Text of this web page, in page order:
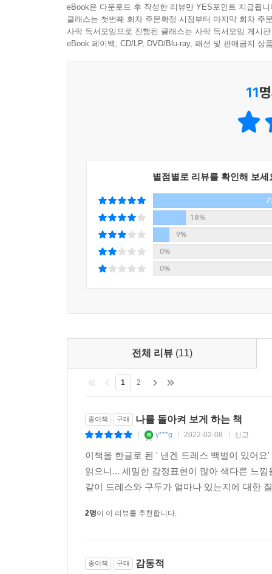
eBook은 다운로드 후 작성한 리뷰만 YES포인트 지급됩니
클래스는 첫번째 회차 주문확정 시점부터 마지막 회차 주
사락 독서모임으로 진행된 클래스는 사락 독서모임 게시
eBook 페이백, CD/LP, DVD/Blu-ray, 패션 및 판매금지 상
11
별점별로 리뷰를 확인해 보세
18%
9%
0%
0%
전체 리뷰 (11)
1 2
종이책 구매 나를 돌아켜 보게 하는 책
y***g 2022-02-08 신고
이책을 한글로 된 ' 낸겐 드레스 백벌이 있어
읽으니... 세밀한 감정표현이 많아 색다른 느
같이 드레스와 구두가 얼마나 있는지에 대한
2명이 이 리뷰를 추천합니다.
종이책 구매 감동적